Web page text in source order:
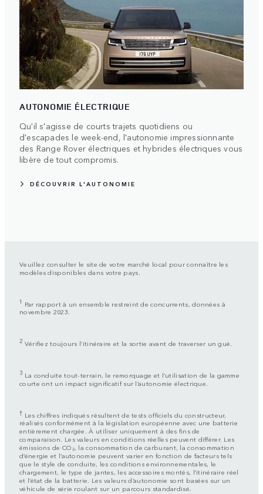
AUTONOMIE ÉLECTRIQUE
Qu'il s'agisse de courts trajets quotidiens ou
d'escapades le week-end, l'autonomie impressionnante
des Range Rover électriques et hybrides électriques vous
libère de tout compromis.
DÉCOUVRIR L'AUTONOMIE
Veuillez consulter le site de votre marché local pour connaître les
modèles disponibles dans votre pays.
1 Par rapport à un ensemble restreint de concurrents, données à
novembre 2023.
2 Vérifiez toujours l’itinéraire et la sortie avant de traverser un gué.
3 La conduite tout-terrain, le remorquage et l’utilisation de la gamme
courte ont un impact significatif sur l’autonomie électrique.
† Les chiffres indiqués résultent de tests officiels du constructeur,
réalisés conformément à la législation européenne avec une batterie
entièrement chargée. À utiliser uniquement à des fins de
comparaison. Les valeurs en conditions réelles peuvent différer. Les
émissions de CO₂, la consommation de carburant, la consommation
d’énergie et l’autonomie peuvent varier en fonction de facteurs tels
que le style de conduite, les conditions environnementales, le
chargement, le type de jantes, les accessoires montés, l’itinéraire réel
et l’état de la batterie. Les valeurs d’autonomie sont basées sur un
véhicule de série roulant sur un parcours standardisé.